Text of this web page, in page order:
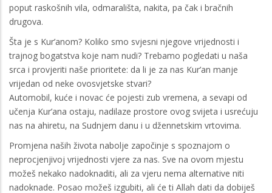
poput raskošnih vila, odmarališta, nakita, pa čak i bračnih
drugova.
Šta je s Kur’anom? Koliko smo svjesni njegove vrijednosti i
trajnog bogatstva koje nam nudi? Trebamo pogledati u naša
srca i provjeriti naše prioritete: da li je za nas Kur’an manje
vrijedan od neke ovosvjetske stvari?
Automobil, kuće i novac će pojesti zub vremena, a sevapi od
učenja Kur’ana ostaju, nadilaze prostore ovog svijeta i usrećuju
nas na ahiretu, na Sudnjem danu i u džennetskim vrtovima.
Promjena naših života nabolje započinje s spoznajom o
neprocjenjivoj vrijednosti vjere za nas. Sve na ovom mjestu
možeš nekako nadoknaditi, ali za vjeru nema alternative niti
nadoknade. Posao možeš izgubiti, ali će ti Allah dati da dobiješ